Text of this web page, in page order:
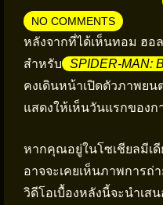
NO COMMENTS
หลังจากที่ได้เห็นทอม ฮอ
สำหรับ
SPIDER-MAN:
คงเดินหน้าเปิดตัวภาพยน
แสดงให้เห็นวันแรกของก
หากคุณอยู่ในโซเชียลมีเ
อาจจะเคยเห็นภาพการถ่
วิดีโอเบื้องหลังนี้จะนำเ